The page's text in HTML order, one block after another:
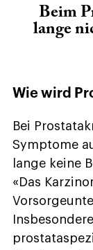
Beim
lange
Wie wird
Bei
Symptome
lange keine
«Das